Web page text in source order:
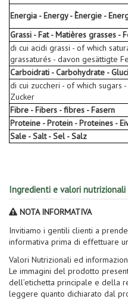
Energia - Energy - Ènergie -
Grassi - Fat - Matières grasses -
di cui acidi grassi - of which
grassaturés - davon gesättigte
Carboidrati - Carbohydrate -
di cui zuccheri - of which sugars
Zucker
Fibre - Fibers - fibres - Fasern
Proteine - Protein - Proteines -
Sale - Salt - Sel - Salz
Ingredienti e valori nutrizionali
NOTA INFORMATIVA
Invitiamo i gentili clienti a
informativa prima di effettuare
Valori Nutrizionali ed
Le immagini del prodotto
dell’etichetta principale e della
leggere quanto dichiarato dal